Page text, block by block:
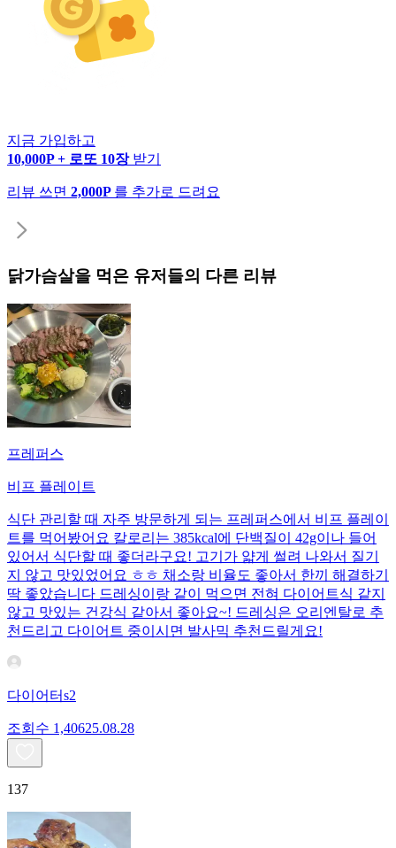
지금 가입하고
10,000P + 로또 10장 받기
리뷰 쓰면 2,000P 를 추가로 드려요
닭가슴살을 먹은 유저들의 다른 리뷰
프레퍼스
비프 플레이트
식단 관리할 때 자주 방문하게 되는 프레퍼스에서 비프 플레이
트를 먹어봤어요 칼로리는 385kcal에 단백질이 42g이나 들어
있어서 식단할 때 좋더라구요! 고기가 얇게 썰려 나와서 질기
지 않고 맛있었어요 ㅎㅎ 채소랑 비율도 좋아서 한끼 해결하기
딱 좋았습니다 드레싱이랑 같이 먹으면 전혀 다이어트식 같지
않고 맛있는 건강식 같아서 좋아요~! 드레싱은 오리엔탈로 추
천드리고 다이어트 중이시면 발사믹 추천드릴게요!
다이어터s2
조회수 1,40625.08.28
137